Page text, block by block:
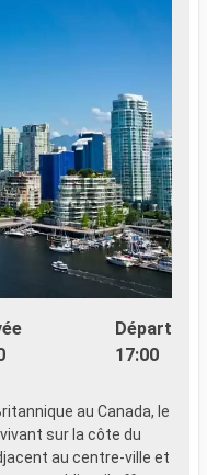
Départ
17:00
au Canada, le
sur la côte du
au centre-ville et